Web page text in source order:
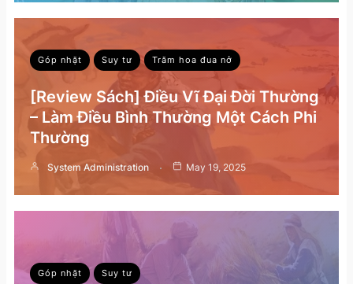
Góp nhặt Suy tư Trăm hoa đua nở
[Review Sách] Điều Vĩ Đại Đời Thường
– Làm Điều Bình Thường Một Cách Phi
Thường
System Administration May 19, 2025
Góp nhặt Suy tư